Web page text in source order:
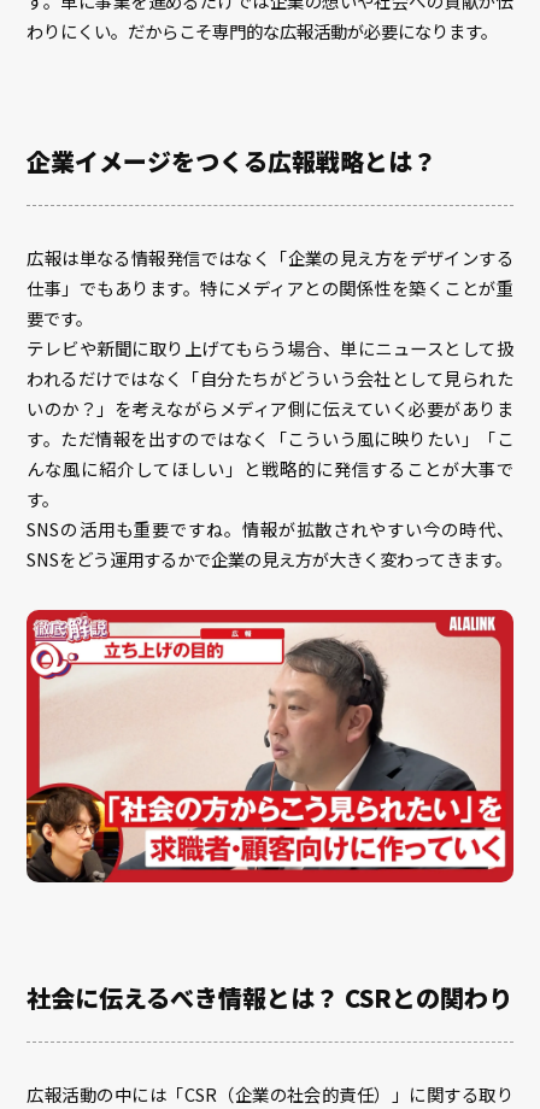
わりにくい。だからこそ専門的な広報活動が必要になります。
企業イメージをつくる広報戦略とは？
広報は単なる情報発信ではなく「企業の見え方をデザインする
仕事」でもあります。特にメディアとの関係性を築くことが重
要です。
テレビや新聞に取り上げてもらう場合、単にニュースとして扱
われるだけではなく「自分たちがどういう会社として見られた
いのか？」を考えながらメディア側に伝えていく必要がありま
す。ただ情報を出すのではなく「こういう風に映りたい」「こ
んな風に紹介してほしい」と戦略的に発信することが大事で
す。
SNSの活用も重要ですね。情報が拡散されやすい今の時代、
SNSをどう運用するかで企業の見え方が大きく変わってきます。
社会に伝えるべき情報とは？ CSRとの関わり
広報活動の中には「CSR（企業の社会的責任）」に関する取り